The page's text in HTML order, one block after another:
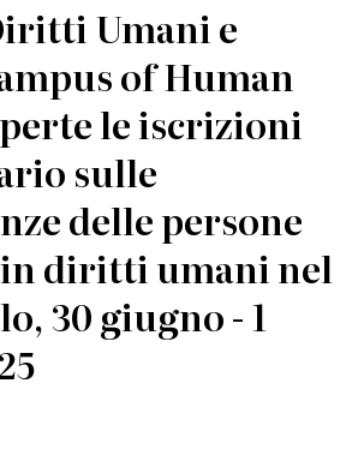
Umani e
of Human
le iscrizioni
sulle
delle persone
diritti umani nel
30 giugno - 1